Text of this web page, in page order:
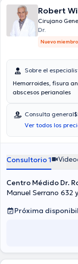
Robert
Cirujano
Dr.
Nuevo miembro
Sobre el
Hemorroides, fisura
abscesos perianales
Consulta general
Ver todos los
Consultorio 1
Centro Médido Dr.
Manuel Serrano 632
Próxima